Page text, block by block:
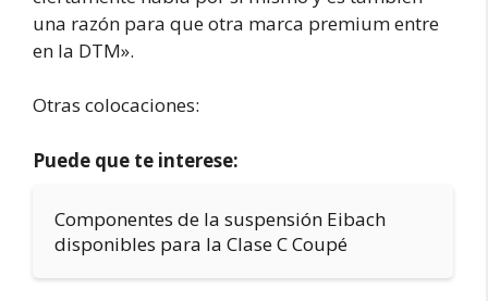
una razón para que otra marca premium entre
en la DTM».
Otras colocaciones:
Puede que te interese:
Componentes de la suspensión Eibach
disponibles para la Clase C Coupé